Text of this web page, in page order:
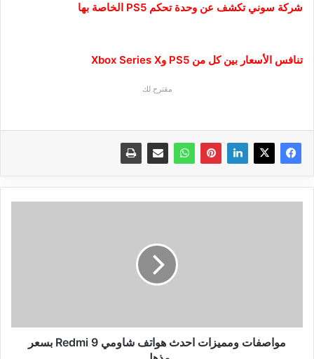
شركة سوني تكشف عن وحدة تحكم PS5 الخاصة بها
تنافس الأسعار بين كل من PS5 وXbox Series X
مقترح لك
مذهل
مواصفات ومميزات احدث هواتف شاومي Redmi 9 بسعر